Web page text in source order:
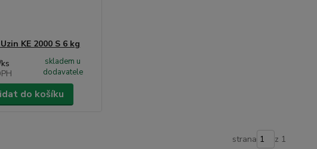
KE 2000 S 6 kg
ks
skladem u
dodavatele
do košíku
strana z 1